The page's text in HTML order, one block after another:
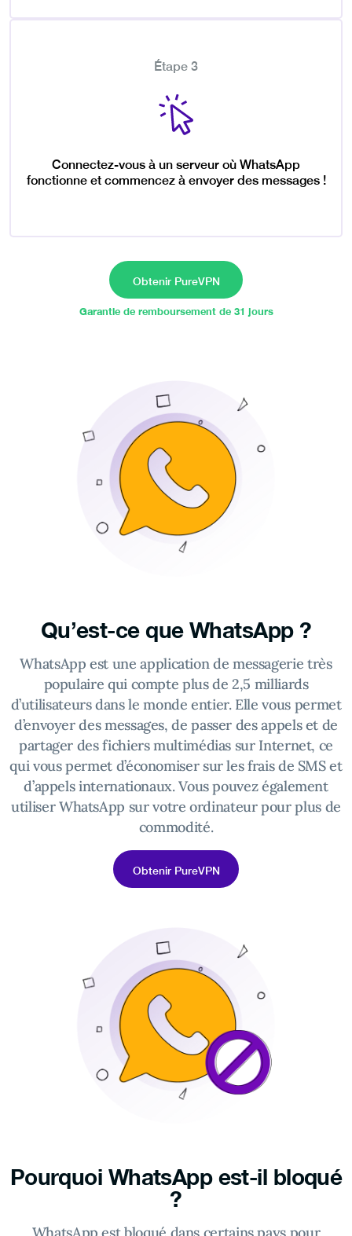
Étape 3
Connectez-vous à un serveur où WhatsApp
fonctionne et commencez à envoyer des messages !
Obtenir PureVPN
Garantie de remboursement de 31 jours
Qu’est-ce que WhatsApp ?
WhatsApp est une application de messagerie très
populaire qui compte plus de 2,5 milliards
d’utilisateurs dans le monde entier. Elle vous permet
d’envoyer des messages, de passer des appels et de
partager des fichiers multimédias sur Internet, ce
qui vous permet d’économiser sur les frais de SMS et
d’appels internationaux. Vous pouvez également
utiliser WhatsApp sur votre ordinateur pour plus de
commodité.
Obtenir PureVPN
Pourquoi WhatsApp est-il bloqué
?
WhatsApp est bloqué dans certains pays pour